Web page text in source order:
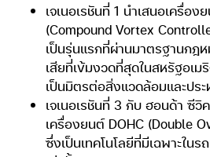
เจเนอเรชันที่ 1 นำเสนอเครื่อง
(Compound Vortex
เป็นรุ่นแรกที่ผ่านมาตรฐานกฎ
เสียที่เข้มงวดที่สุดในสหรัฐอเม
เป็นมิตรต่อสิ่งแวดล้อมและปร
เจเนอเรชันที่ 3 กับ ฮอนด้า ซีวิ
เครื่องยนต์ DOHC (Double
ซึ่งเป็นเทคโนโลยีที่มีเฉพาะใน